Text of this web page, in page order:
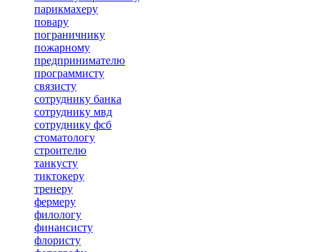
парикмахеру
повару
пограничнику
пожарному
предпринимателю
программисту
связисту
сотруднику банка
сотруднику мвд
сотруднику фсб
стоматологу
строителю
танкусту
тиктокеру
тренеру
фермеру
филологу
финансисту
флористу